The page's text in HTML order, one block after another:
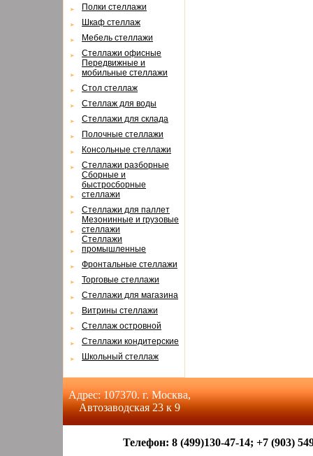
Полки стеллажи
Шкаф стеллаж
Мебель стеллажи
Cтеллажи офисные
Передвижные и
мобильные стеллажи
Cтол стеллаж
Cтеллаж для воды
Cтеллажи для склада
Полочные стеллажи
Консольные стеллажи
Cтеллажи разборные
Cборные и
быстросборные
стеллажи
Cтеллажи для паллет
Мезонинные и грузовые
стеллажи
Cтеллажи
промышленные
Фронтальные стеллажи
Торговые стеллажи
Cтеллажи для магазина
Витрины стеллажи
Cтеллаж островной
Cтеллажи кондитерские
Школьный стеллаж
Адрес: 107370. г. Москва,
Автозаводская 23 к 9
Телефон: 8 (499)130-47-14; +7 (903)